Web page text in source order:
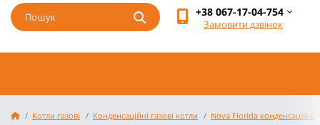
+38 067-17-04-754
Замовити дзвінок
Котли газові Конденсаційні газові котли Nova Florida конденсаційні